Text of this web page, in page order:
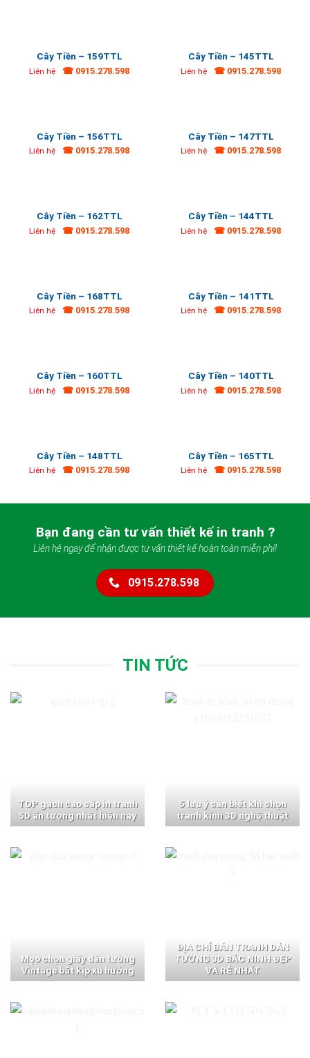
Cây Tiền – 159TTL
Liên hệ ☎ 0915.278.598
Cây Tiền – 145TTL
Liên hệ ☎ 0915.278.598
Cây Tiền – 156TTL
Liên hệ ☎ 0915.278.598
Cây Tiền – 147TTL
Liên hệ ☎ 0915.278.598
Cây Tiền – 162TTL
Liên hệ ☎ 0915.278.598
Cây Tiền – 144TTL
Liên hệ ☎ 0915.278.598
Cây Tiền – 168TTL
Liên hệ ☎ 0915.278.598
Cây Tiền – 141TTL
Liên hệ ☎ 0915.278.598
Cây Tiền – 160TTL
Liên hệ ☎ 0915.278.598
Cây Tiền – 140TTL
Liên hệ ☎ 0915.278.598
Cây Tiền – 148TTL
Liên hệ ☎ 0915.278.598
Cây Tiền – 165TTL
Liên hệ ☎ 0915.278.598
Bạn đang cần tư vấn thiết kế in tranh ?
Liên hệ ngay để nhận được tư vấn thiết kế hoàn toàn miễn phí!
0915.278.598
TIN TỨC
TOP gạch cao cấp in tranh
5D ấn tượng nhất hiện nay
5 lưu ý cần biết khi chọn
tranh kính 3D nghệ thuật
Mẹo chọn giấy dán tường
Vintage bắt kịp xu hướng
ĐỊA CHỈ BÁN TRANH DÁN
TƯỜNG 3D BẮC NINH ĐẸP
VÀ RẺ NHẤT